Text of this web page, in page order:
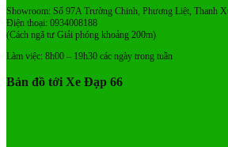
Showroom: Số 97A Trường Chinh, Phương Liệt, Thanh
Điện thoại: 0934008188
(Cách ngã tư Giải phóng khoảng 200m)
Làm việc: 8h00 – 19h30 các ngày trong tuần
Bản đồ tới Xe Đạp 66